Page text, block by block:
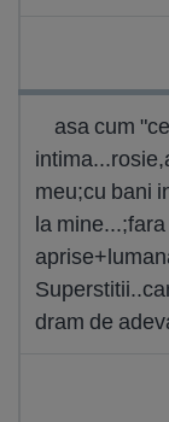
asa cum
meu;cu bani
la
dram de